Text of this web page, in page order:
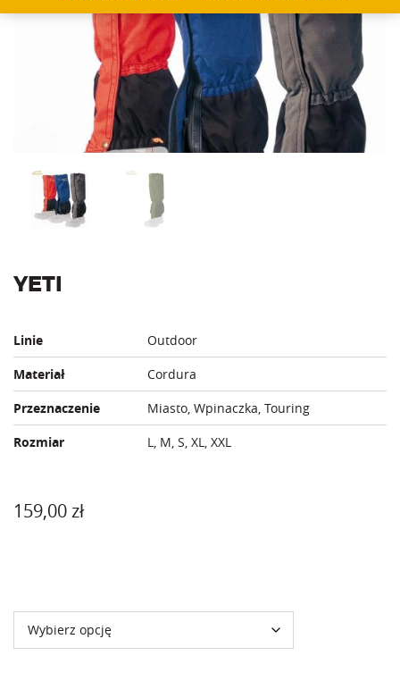
YETI
Linie
Outdoor
Materiał
Cordura
Przeznaczenie
Miasto, Wpinaczka, Touring
Rozmiar
L, M, S, XL, XXL
159,00zł